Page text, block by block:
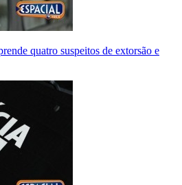
quatro suspeitos de extorsão e